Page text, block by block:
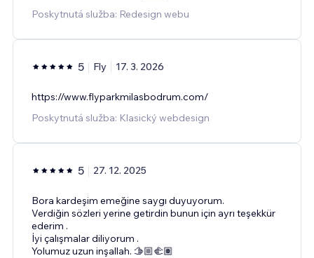
Poskytnutá služba: Redesign webu
5 Fly 17. 3. 2026
https://www.flyparkmilasbodrum.com/
Poskytnutá služba: Klasický webdesign
5 27. 12. 2025
Bora kardeşim emeğine saygı duyuyorum.
Verdiğin sözleri yerine getirdin bunun için ayrı teşekkür
ederim .
İyi çalışmalar diliyorum .
Yolumuz uzun inşallah. 🫱🏼‍🫲🏽